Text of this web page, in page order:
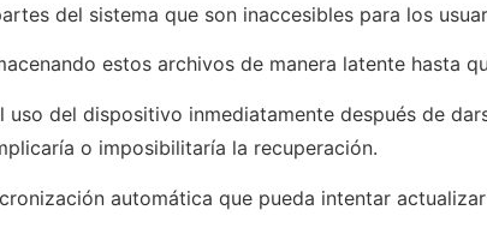
del sistema que son inaccesibles para los
estos archivos de manera latente hasta
del dispositivo inmediatamente después de
o imposibilitaría la recuperación.
automática que pueda intentar